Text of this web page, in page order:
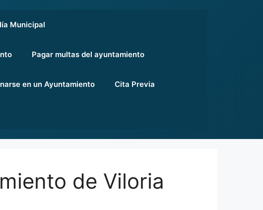
Municipal
Pagar multas del ayuntamiento
en un Ayuntamiento Cita Previa
de Viloria